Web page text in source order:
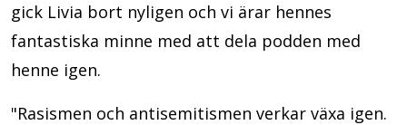
gick Livia bort nyligen och vi ärar hennes
fantastiska minne med att dela podden med
henne igen.
"Rasismen och antisemitismen verkar växa igen.